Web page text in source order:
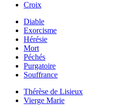
Croix
Diable
Exorcisme
Hérésie
Mort
Péchés
Purgatoire
Souffrance
Thérèse de Lisieux
Vierge Marie